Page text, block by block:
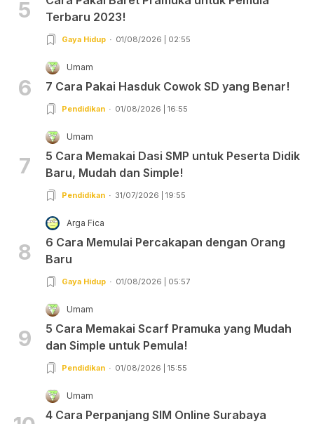
5
Terbaru 2023!
Gaya Hidup 01/08/2026 | 02:55
6
Umam
7 Cara Pakai Hasduk Cowok SD yang Benar!
Pendidikan 01/08/2026 | 16:55
7
Umam
5 Cara Memakai Dasi SMP untuk Peserta Didik
Baru, Mudah dan Simple!
Pendidikan 31/07/2026 | 19:55
8
Arga Fica
6 Cara Memulai Percakapan dengan Orang
Baru
Gaya Hidup 01/08/2026 | 05:57
9
Umam
5 Cara Memakai Scarf Pramuka yang Mudah
dan Simple untuk Pemula!
Pendidikan 01/08/2026 | 15:55
Umam
4 Cara Perpanjang SIM Online Surabaya